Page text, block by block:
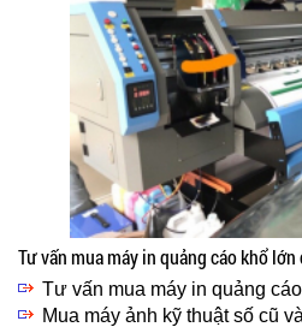
Tư vấn mua máy in quảng cáo khổ lớn
Tư vấn mua máy in quảng
Mua máy ảnh kỹ thuật số cũ